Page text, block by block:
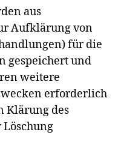
aus
Aufklärung von
für die
gespeichert und
weitere
erforderlich
Klärung des